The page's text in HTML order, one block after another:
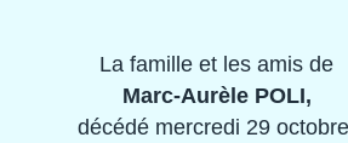
La famille et les amis de
Marc-Aurèle POLI,
décédé mercredi 29